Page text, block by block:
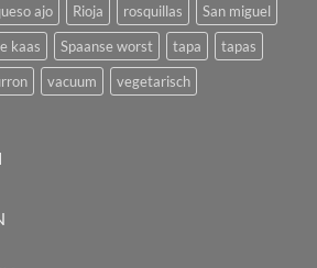
ajo Rioja rosquillas
San miguel
kaas Spaanse worst tapa
tapas
vacuum vegetarisch